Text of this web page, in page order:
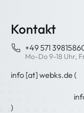
Kontakt
+49 571
Mo-Do 9-18 Uhr,
info [at]webks.de (
)